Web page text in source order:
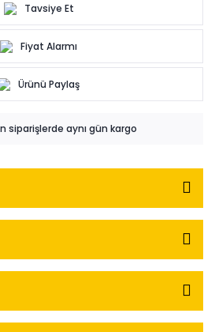
Tavsiye Et
Fiyat Alarmı
Ürünü Paylaş
siparişlerde aynı gün kargo